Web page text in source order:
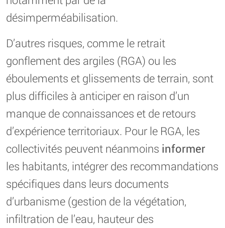
désimperméabilisation.
D’autres risques, comme le retrait
gonflement des argiles (RGA) ou les
éboulements et glissements de terrain, sont
plus difficiles à anticiper en raison d’un
manque de connaissances et de retours
d’expérience territoriaux. Pour le RGA, les
collectivités peuvent néanmoins informer
les habitants, intégrer des recommandations
spécifiques dans leurs documents
d’urbanisme (gestion de la végétation,
infiltration de l’eau, hauteur des